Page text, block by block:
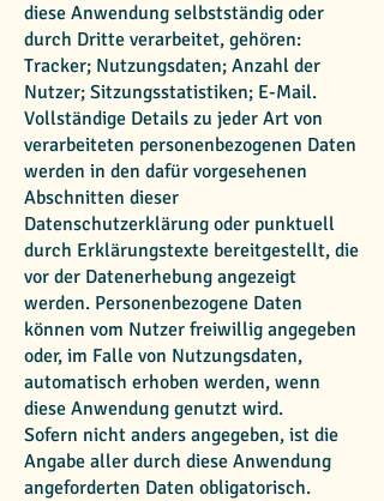
diese Anwendung selbstständig oder
durch Dritte verarbeitet, gehören:
Tracker; Nutzungsdaten; Anzahl der
Nutzer; Sitzungsstatistiken; E-Mail.
Vollständige Details zu jeder Art von
verarbeiteten personenbezogenen Daten
werden in den dafür vorgesehenen
Abschnitten dieser
Datenschutzerklärung oder punktuell
durch Erklärungstexte bereitgestellt, die
vor der Datenerhebung angezeigt
werden. Personenbezogene Daten
können vom Nutzer freiwillig angegeben
oder, im Falle von Nutzungsdaten,
automatisch erhoben werden, wenn
diese Anwendung genutzt wird.
Sofern nicht anders angegeben, ist die
Angabe aller durch diese Anwendung
angeforderten Daten obligatorisch.